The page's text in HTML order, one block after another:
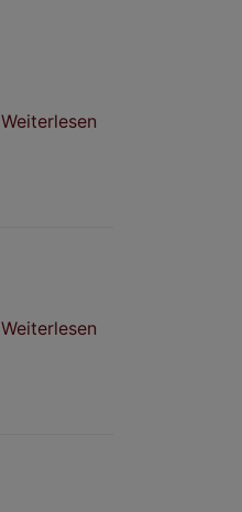
Weiterlesen
Weiterlesen